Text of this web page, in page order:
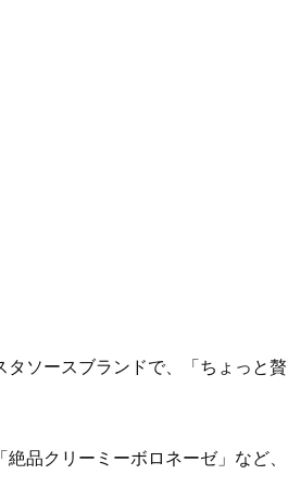
タソースブランドで、「ちょっと贅
品クリーミーボロネーゼ」など、